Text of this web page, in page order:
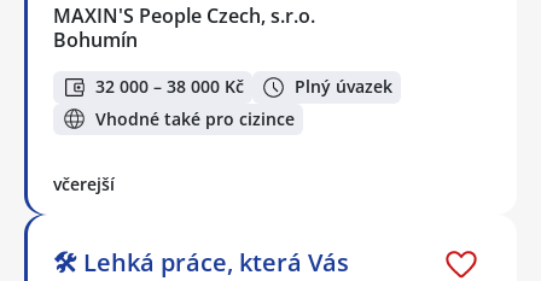
MAXIN'S People Czech, s.r.o.
Bohumín
32 000 – 38 000 Kč
Plný úvazek
Vhodné také pro cizince
včerejší
🛠️ Lehká práce, která Vás